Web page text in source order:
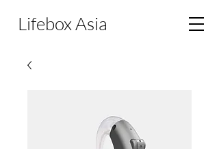
Lifebox Asia